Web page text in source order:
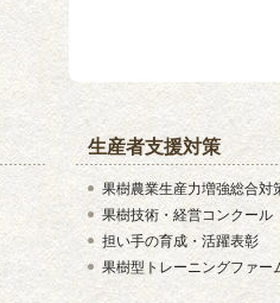
生産者支援対策
果樹農業生産力増強総合対
果樹技術・経営コンクール
担い手の育成・活躍表彰
果樹型トレーニングファー